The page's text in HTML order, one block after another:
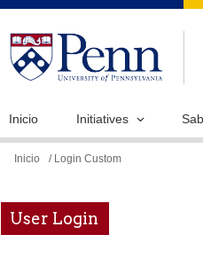
Inicio Initiatives
Se
usted
aquí
Inicio / Login Custom
User Login